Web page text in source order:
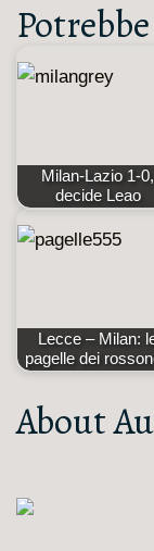
Milan-Lazio 1-0,
decide Leao
Lecce – Milan:
pagelle dei
About